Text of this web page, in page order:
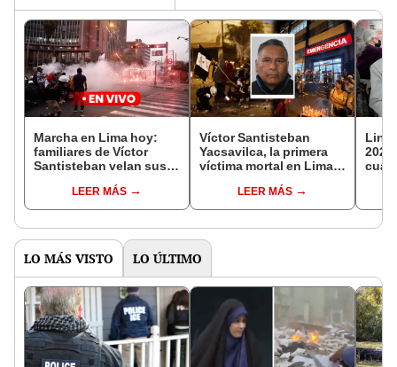
Marcha en Lima hoy:
familiares de Víctor
Santisteban velan sus
LEER MÁS
Víctor Santisteban
Yacsavilca, la primera
víctima mortal en Lima
Dina Boluarte
LEER MÁS
Link
LO MÁS VISTO LO ÚLTIMO